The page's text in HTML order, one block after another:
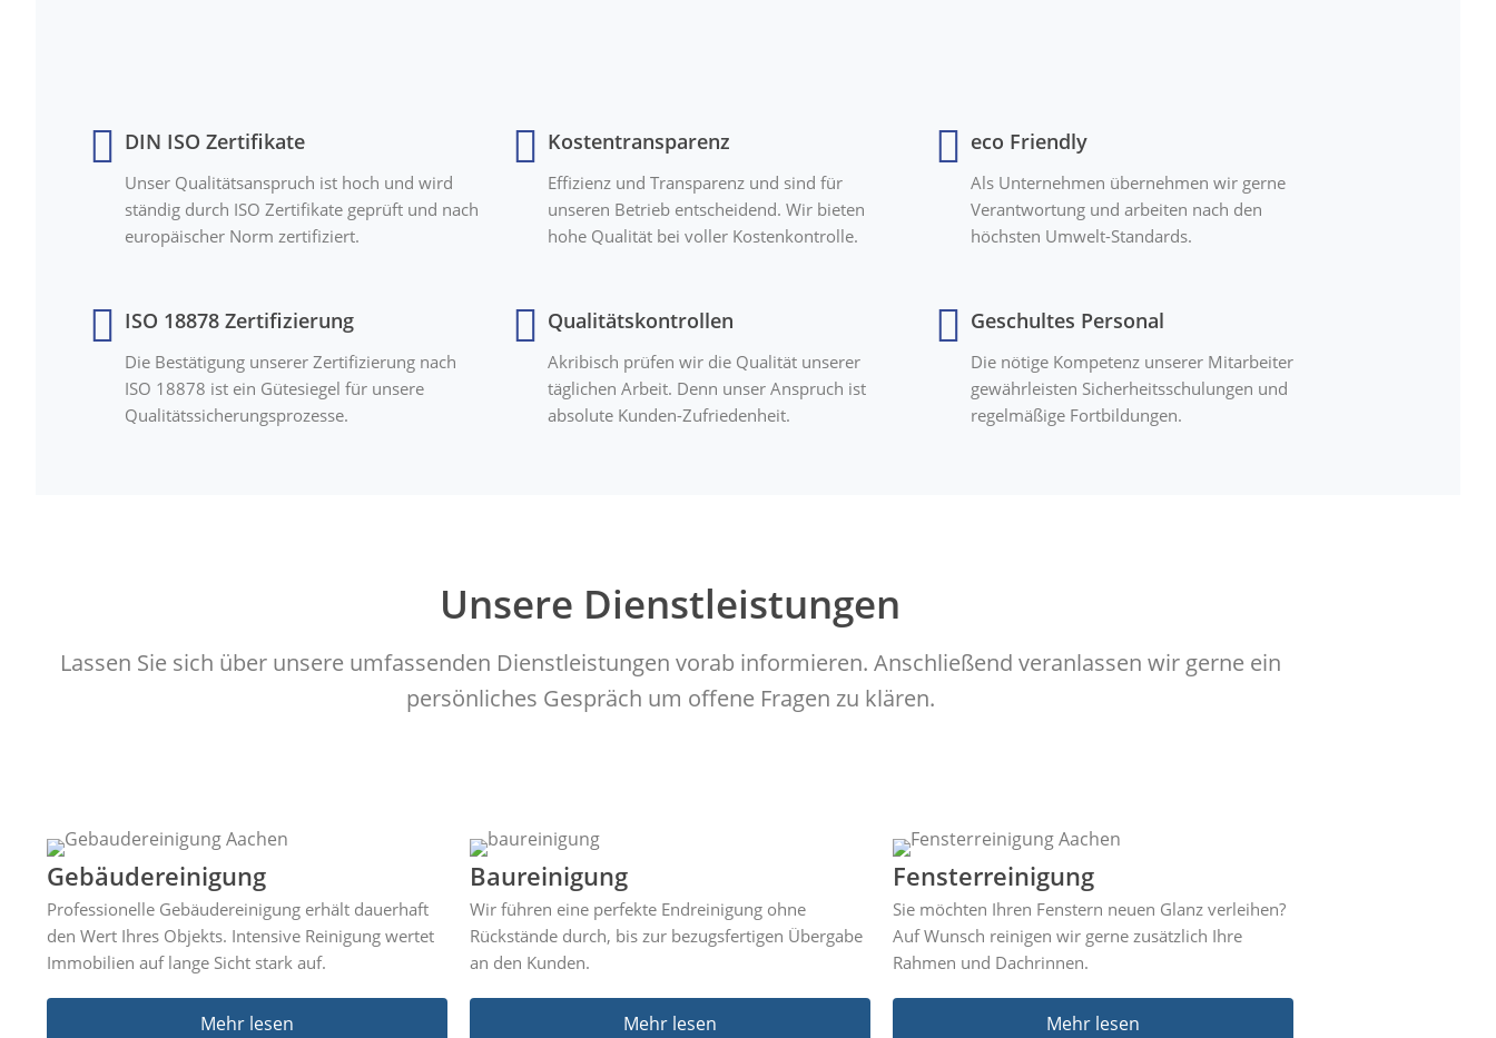
DIN ISO Zertifikate
Unser Qualitätsanspruch ist hoch und wird
ständig durch ISO Zertifikate geprüft und nach
europäischer Norm zertifiziert.
ISO 18878 Zertifizierung
Die Bestätigung unserer Zertifizierung nach
ISO 18878 ist ein Gütesiegel für unsere
Qualitätssicherungsprozesse.
Kostentransparenz
Effizienz und Transparenz und sind für
unseren Betrieb entscheidend. Wir bieten
hohe Qualität bei voller Kostenkontrolle.
Qualitätskontrollen
Akribisch prüfen wir die Qualität unserer
täglichen Arbeit. Denn unser Anspruch ist
absolute Kunden-Zufriedenheit.
eco Friendly
Als Unternehmen übernehmen wir gerne
Verantwortung und arbeiten nach den
höchsten Umwelt-Standards.
Geschultes Personal
Die nötige Kompetenz unserer Mitarbeiter
gewährleisten Sicherheitsschulungen und
regelmäßige Fortbildungen.
Unsere Dienstleistungen
Lassen Sie sich über unsere umfassenden Dienstleistungen vorab informieren. Anschließend veranlassen wir gerne ein
persönliches Gespräch um offene Fragen zu klären.
Gebäudereinigung
Professionelle Gebäudereinigung erhält dauerhaft
den Wert Ihres Objekts. Intensive Reinigung wertet
Immobilien auf lange Sicht stark auf.
Mehr lesen
Baureinigung
Wir führen eine perfekte Endreinigung ohne
Rückstände durch, bis zur bezugsfertigen Übergabe
an den Kunden.​
Mehr lesen
Fensterreinigung​
Sie möchten Ihren Fenstern neuen Glanz verleihen?
Auf Wunsch reinigen wir gerne zusätzlich Ihre
Rahmen und Dachrinnen.
Mehr lesen